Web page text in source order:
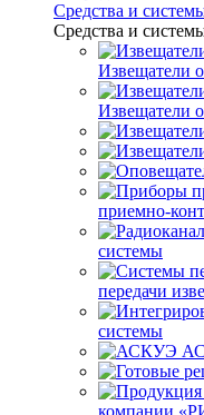
Средства и
Средства и
Извещатели
Извещатели
приемно-
системы
передачи
системы
компании